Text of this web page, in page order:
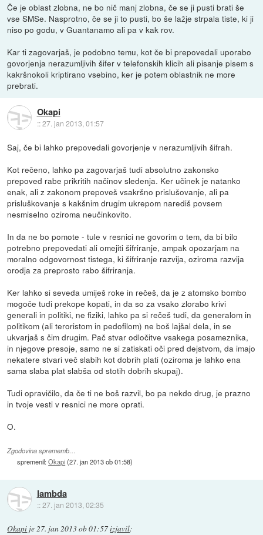
Če je oblast zlobna, ne bo nič manj zlobna, če se ji pusti brati še
vse SMSe. Nasprotno, če se ji to pusti, bo še lažje strpala tiste, ki ji
niso po godu, v Guantanamo ali pa v kak rov.
Kar ti zagovarjaš, je podobno temu, kot če bi prepovedali uporabo
govorjenja nerazumljivih šifer v telefonskih klicih ali pisanje pisem s
kakršnokoli kriptirano vsebino, ker je potem oblastnik ne more
prebrati.
Okapi
::27. jan 2013, 01:57
Saj, če bi lahko prepovedali govorjenje v nerazumljivih šifrah.
Kot rečeno, lahko pa zagovarjaš tudi absolutno zakonsko
prepoved rabe prikritih načinov sledenja. Ker učinek je natanko
enak, ali z zakonom prepoveš vsakršno prislušovanje, ali pa
prisluškovanje s kakšnim drugim ukrepom narediš povsem
nesmiselno oziroma neučinkovito.
In da ne bo pomote - tule v resnici ne govorim o tem, da bi bilo
potrebno prepovedati ali omejiti šifriranje, ampak opozarjam na
moralno odgovornost tistega, ki šifriranje razvija, oziroma razvija
orodja za preprosto rabo šifriranja.
Ker lahko si seveda umiješ roke in rečeš, da je z atomsko bombo
mogoče tudi prekope kopati, in da so za vsako zlorabo krivi
generali in politiki, ne fiziki, lahko pa si rečeš tudi, da generalom in
politikom (ali teroristom in pedofilom) ne boš lajšal dela, in se
ukvarjaš s čim drugim. Pač stvar odločitve vsakega posameznika,
in njegove presoje, samo ne si zatiskati oči pred dejstvom, da imajo
nekatere stvari več slabih kot dobrih plati (oziroma je lahko ena
sama slaba plat slabša od stotih dobrih skupaj).
Tudi opravičilo, da če ti ne boš razvil, bo pa nekdo drug, je prazno
in tvoje vesti v resnici ne more oprati.
O.
Zgodovina sprememb…
spremenil:Okapi(27. jan 2013 ob 01:58)
lambda
::27. jan 2013, 02:35
Okapi je27. jan 2013 ob 01:57izjavil: